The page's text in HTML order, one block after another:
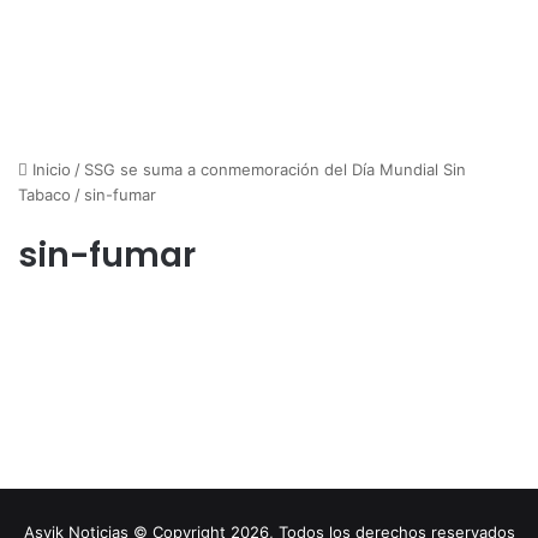
Inicio / SSG se suma a conmemoración del Día Mundial Sin
Tabaco / sin-fumar
sin-fumar
Asvik Noticias © Copyright 2026, Todos los derechos reservados